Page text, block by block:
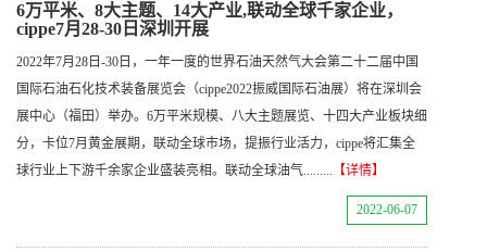
6万平米、8大主题、14大产业,联动全球千家企业，
cippe7月28-30日深圳开展
2022年7月28日-30日，一年一度的世界石油天然气大会第二十二届中国
国际石油石化技术装备展览会（cippe2022振威国际石油展）将在深圳会
展中心（福田）举办。6万平米规模、八大主题展览、十四大产业板块细
分，卡位7月黄金展期，联动全球市场，提振行业活力，cippe将汇集全
球行业上下游千余家企业盛装亮相。联动全球油气......... 【详情】
2022-06-07